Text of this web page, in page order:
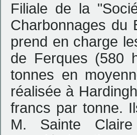
Filiale de la
Charbonnages du
prend en charge
de Ferques (580
tonnes en
réalisée à
francs par tonne.
M. Sainte